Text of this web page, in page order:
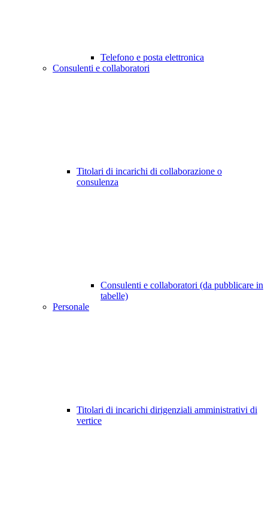
Telefono e posta elettronica
Consulenti e collaboratori
Titolari di incarichi di collaborazione o
consulenza
Consulenti e collaboratori (da pubblicare in
tabelle)
Personale
Titolari di incarichi dirigenziali amministrativi di
vertice